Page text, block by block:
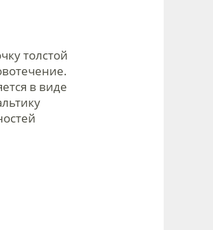
толстой
в виде